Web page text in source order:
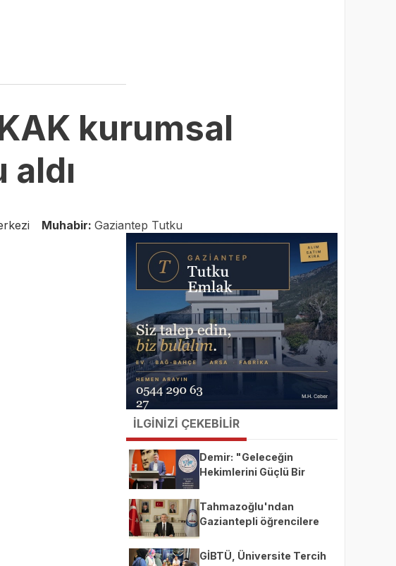
kurumsal
Muhabir: Gaziantep Tutku
İLGİNİZİ ÇEKEBİLİR
Demir: "Geleceğin
Hekimlerini Güçlü Bir
Altyapıyla Yetiştiriyoruz"
Tahmazoğlu'ndan
Gaziantepli öğrencilere
GİBTÜ, Üniversite Tercih